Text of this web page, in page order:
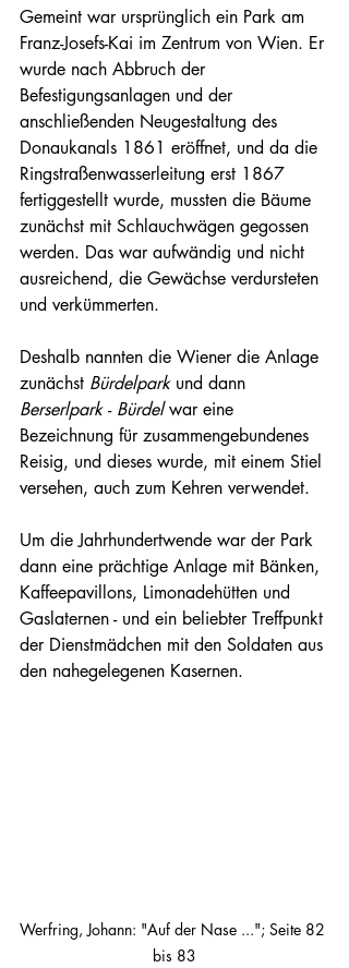
Gemeint war ursprünglich ein Park am
Franz-Josefs-Kai im Zentrum von Wien. Er
wurde nach Abbruch der
Befestigungsanlagen und der
anschließenden Neugestaltung des
Donaukanals 1861 eröffnet, und da die
Ringstraßenwasserleitung erst 1867
fertiggestellt wurde, mussten die Bäume
zunächst mit Schlauchwägen gegossen
werden. Das war aufwändig und nicht
ausreichend, die Gewächse verdursteten
und verkümmerten.
Deshalb nannten die Wiener die Anlage
zunächst Bürdelpark und dann
Berserlpark - Bürdel war eine
Bezeichnung für zusammengebundenes
Reisig, und dieses wurde, mit einem Stiel
versehen, auch zum Kehren verwendet.
Um die Jahrhundertwende war der Park
dann eine prächtige Anlage mit Bänken,
Kaffeepavillons, Limonadehütten und
Gaslaternen - und ein beliebter Treffpunkt
der Dienstmädchen mit den Soldaten aus
den nahegelegenen Kasernen.
Werfring, Johann: "Auf der Nase ..."; Seite 82
bis 83